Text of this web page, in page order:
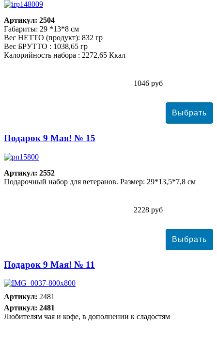
Артикул: 2504
Габариты: 29 *13*8 см
Вес НЕТТО (продукт): 832 гр
Вес БРУТТО : 1038,65 гр
Калорийность набора : 2272,65 Ккал
1046 руб
Подарок 9 Мая! № 15
Артикул: 2552
Подарочный набор для ветеранов. Размер: 29*13,5*7,8 см
2228 руб
Подарок 9 Мая! № 11
Артикул: 2481
Артикул: 2481
Любителям чая и кофе, в дополнении к сладостям